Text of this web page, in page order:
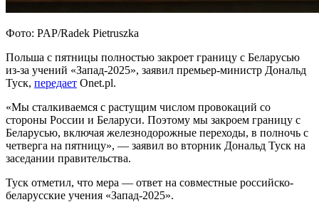
Фото: PAP/Radek Pietruszka
Польша с пятницы полностью закроет границу с Беларусью
из-за учений «Запад-2025», заявил премьер-министр Дональд
Туск, передает Onet.pl.
«Мы сталкиваемся с растущим числом провокаций со
стороны России и Беларуси. Поэтому мы закроем границу с
Беларусью, включая железнодорожные переходы, в полночь с
четверга на пятницу», — заявил во вторник Дональд Туск на
заседании правительства.
Туск отметил, что мера — ответ на совместные российско-
беларусские учения «Запад-2025».